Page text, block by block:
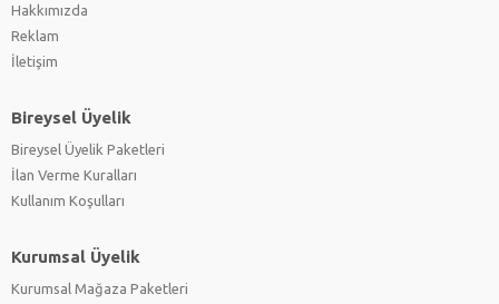
Hakkımızda
Reklam
İletişim
Bireysel Üyelik
Bireysel Üyelik Paketleri
İlan Verme Kuralları
Kullanım Koşulları
Kurumsal Üyelik
Kurumsal Mağaza Paketleri